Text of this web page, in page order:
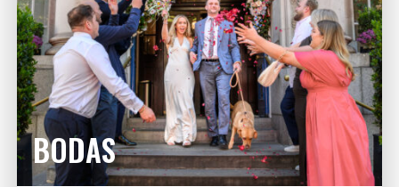
BODAS